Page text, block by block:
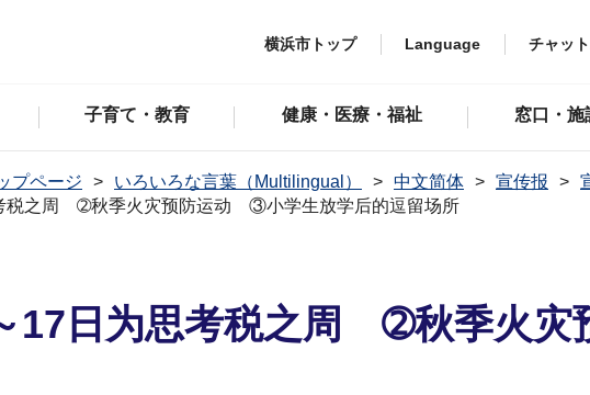
横浜市トップ Language チャッ
子育て・教育 健康・医療・福祉 窓口・施
プページ いろいろな言葉（Multilingual） 中文简体 宣传报
之周 ➁秋季火灾预防运动 ③小学生放学后的逗留场所
日为思考税之周 ➁秋季火